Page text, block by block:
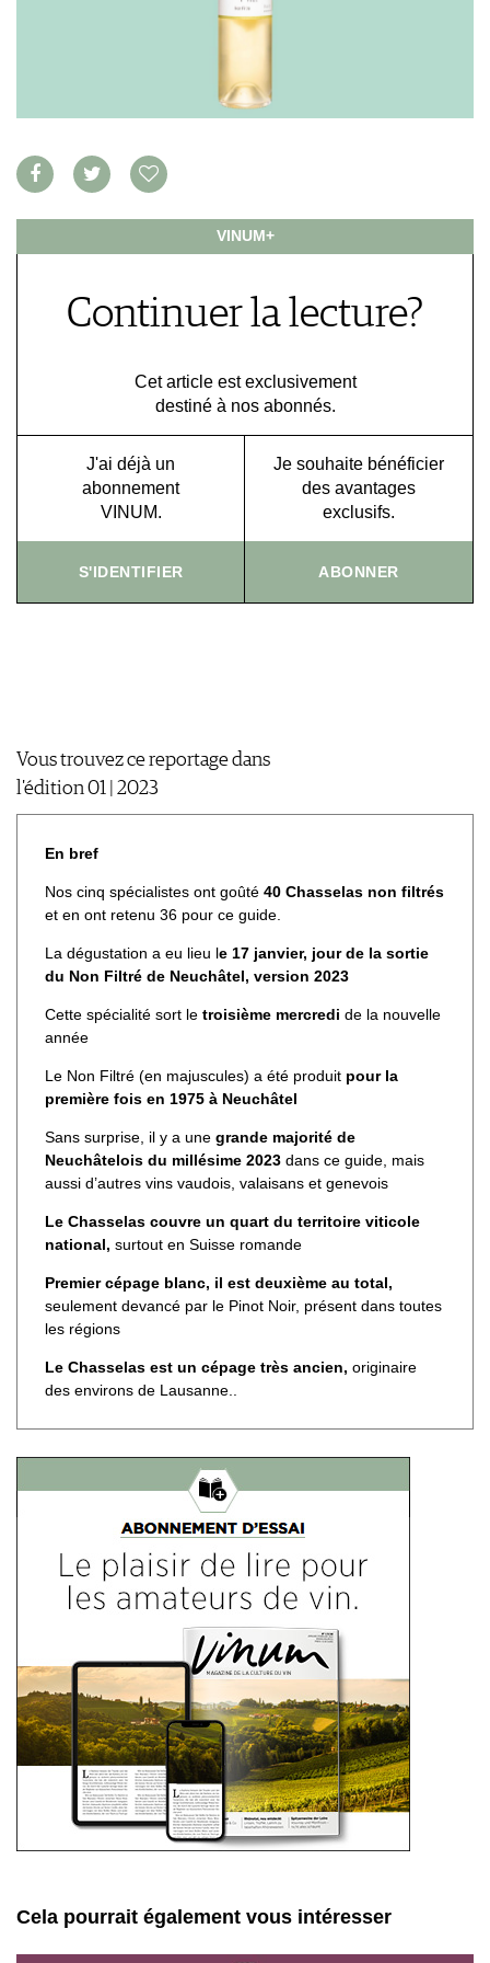
ARCHIVES
CONCOURS
NEWSLETTER
WINE TRADE CLUB
PUBLICITÉ
MENTIONS LÉGALES
CGV & PROTECTION DES
VINUM+
Continuer la lecture?
Cet article est exclusivement
destiné à nos abonnés.
J'ai déjà un
abonnement
VINUM.
Je souhaite bénéficier
des avantages
exclusifs.
S'IDENTIFIER ABONNER
Vous trouvez ce reportage dans
l'édition 01 | 2023
En bref
Nos cinq spécialistes ont goûté 40 Chasselas non filtrés
et en ont retenu 36 pour ce guide.
La dégustation a eu lieu le 17 janvier, jour de la sortie
du Non Filtré de Neuchâtel, version 2023
Cette spécialité sort le troisième mercredi de la nouvelle
année
Le Non Filtré (en majuscules) a été produit pour la
première fois en 1975 à Neuchâtel
Sans surprise, il y a une grande majorité de
Neuchâtelois du millésime 2023 dans ce guide, mais
aussi d’autres vins vaudois, valaisans et genevois
Le Chasselas couvre un quart du territoire viticole
national, surtout en Suisse romande
Premier cépage blanc, il est deuxième au total,
seulement devancé par le Pinot Noir, présent dans toutes
les régions
Le Chasselas est un cépage très ancien, originaire
des environs de Lausanne..
Cela pourrait également vous intéresser